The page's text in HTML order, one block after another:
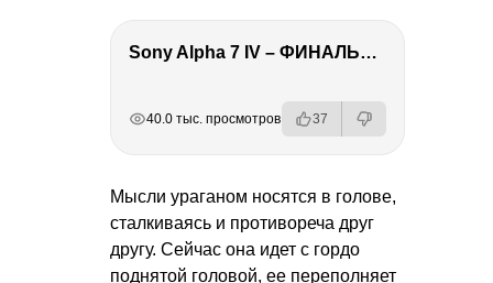
Sony Alpha 7 IV – ФИНАЛЬНЫЙ ОБЗОР
40.0 тыс. просмотров 37
Мысли ураганом носятся в голове,
сталкиваясь и противореча друг
другу. Сейчас она идет с гордо
поднятой головой, ее переполняет